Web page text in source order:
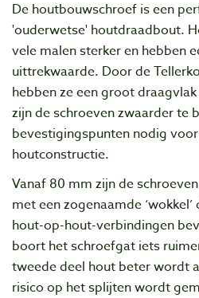
De houtbouwschroef is een
'ouderwetse' houtdraadbout.
vele malen sterker en hebben
uittrekwaarde. Door de
hebben ze een groot
zijn de schroeven zwaarder te
bevestigingspunten nodig
houtconstructie.
Vanaf 80 mm zijn de
met een zogenaamde
hout-op-hout-verbindingen
boort het schroefgat iets
tweede deel hout beter wordt
risico op het splijten wordt